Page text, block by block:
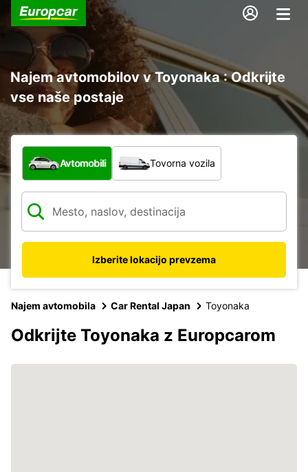
Najem avtomobilov v Toyonaka : Odkrijte
vse naše postaje
Katera vrsta vozila?
Avtomobili Tovorna vozila
Izberite lokacijo prevzema
Najem avtomobila Car Rental Japan Toyonaka
Odkrijte Toyonaka z Europcarom